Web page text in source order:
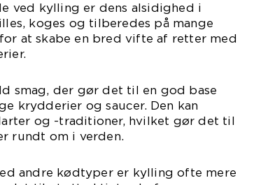
ved kylling er dens alsidighed i
koges og tilberedes på mange
at skabe en bred vifte af retter med
smag, der gør det til en god base
krydderier og saucer. Den kan
og -traditioner, hvilket gør det til
rundt om i verden.
andre kødtyper er kylling ofte mere